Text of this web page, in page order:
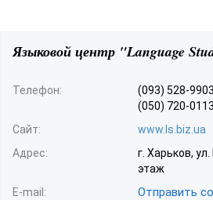
Языковой центр "Language
Телефон:
(093) 528-
(050) 720-0113
Сайт:
www.ls.biz.ua
Адрес:
г. Харьков,
этаж
E-mail:
Отправить